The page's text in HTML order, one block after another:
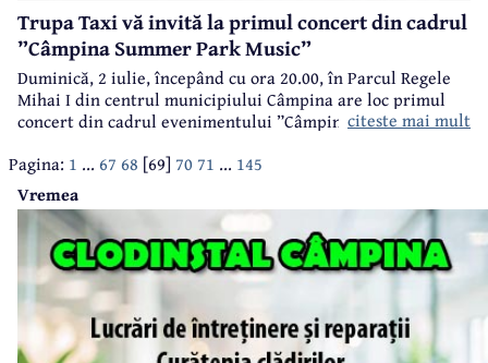
Trupa Taxi vă invită la primul concert din cadrul
”Câmpina Summer Park Music”
Duminică, 2 iulie, începând cu ora 20.00, în Parcul Regele
Mihai I din centrul municipiului Câmpina are loc primul
concert din cadrul evenimentului ”Câmpina Summer Park
citeste mai mult
Pagina: 1 ... 67 68 [69] 7071 ... 145
Vremea